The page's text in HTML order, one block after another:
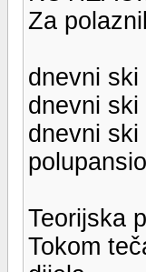
Za
dnevni
dnevni
dnevni
Teorijska
Tokom